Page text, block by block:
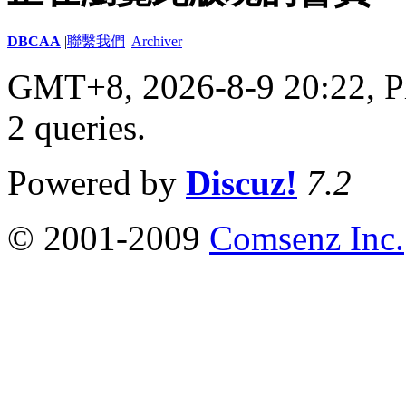
DBCAA |聯繫我們 |Archiver
GMT+8, 2026-8-9 20:22,
2 queries.
Powered by Discuz! 7.2
© 2001-2009 Comsenz Inc.